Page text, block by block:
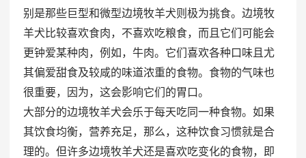
别是那些巨型和微型边境牧羊犬则极为挑食。边境牧
羊犬比较喜欢食肉，不喜欢吃粮食，而且它们可能会
更钟爱某种肉，例如，牛肉。它们喜欢各种口味且尤
其偏爱甜食及较咸的味道浓重的食物。食物的气味也
很重要，因为，这会影响它们的胃口。
大部分的边境牧羊犬会乐于每天吃同一种食物。如果
其饮食均衡，营养充足，那么，这种饮食习惯就是合
理的。但许多边境牧羊犬还是喜欢吃变化的食物，即